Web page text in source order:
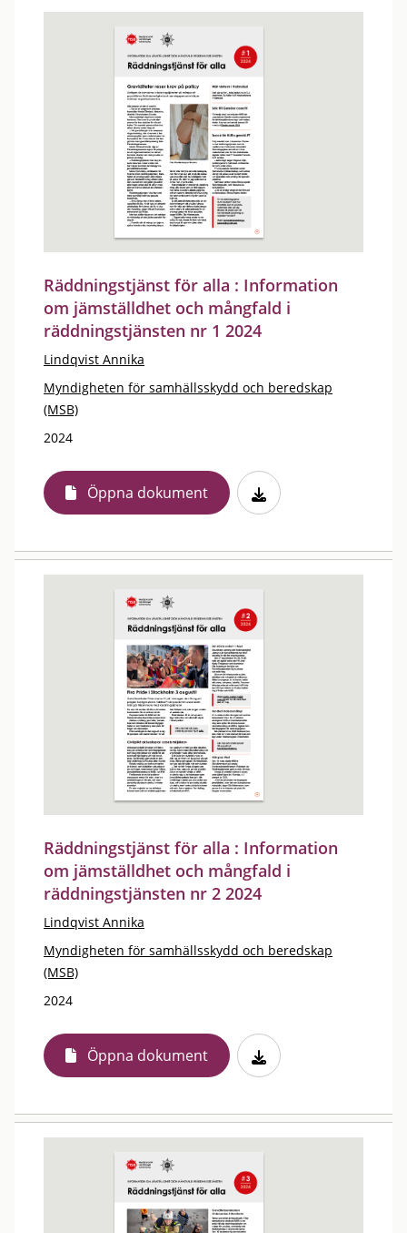
Räddningstjänst för alla : Information
om jämställdhet och mångfald i
räddningstjänsten nr 1 2024
Lindqvist Annika
Myndigheten för samhällsskydd och beredskap
(MSB)
2024
Öppna dokument
Räddningstjänst för alla : Information
om jämställdhet och mångfald i
räddningstjänsten nr 2 2024
Lindqvist Annika
Myndigheten för samhällsskydd och beredskap
(MSB)
2024
Öppna dokument